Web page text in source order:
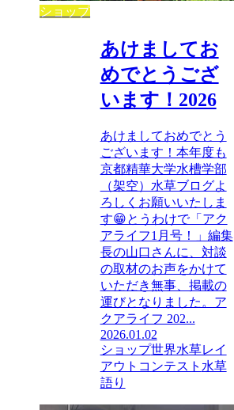
ショップ
あけましてお
めでとうござ
います！2026
あけましておめでとう
ございます！本年度も
京都精華大学水槽学部
（架空）水草ブログよ
ろしくお願いいたしま
す😁とうわけで「アク
アライフ1月号！」編集
長の山口さんに、対談
の取材のお声をかけて
いただき無事、掲載の
運びとなりました。ア
クアライフ 202...
2026.01.02
ショップ世界水草レイ
アウトコンテスト 水草
語り